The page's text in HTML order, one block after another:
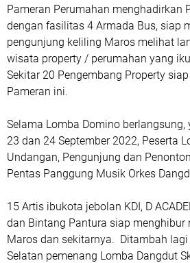
Pameran Perumahan menghadirkan
dengan fasilitas 4 Armada Bus, siap
pengunjung keliling Maros melihat
wisata property / perumahan yang
Sekitar 20 Pengembang Property
Pameran ini.
Selama Lomba Domino berlangsung,
23 dan 24 September 2022, Peserta
Undangan, Pengunjung dan
Pentas Panggung Musik Orkes
15 Artis ibukota jebolan KDI, D
dan Bintang Pantura siap menghibur
Maros dan sekitarnya. Ditambah lagi
Selatan pemenang Lomba Dangdut